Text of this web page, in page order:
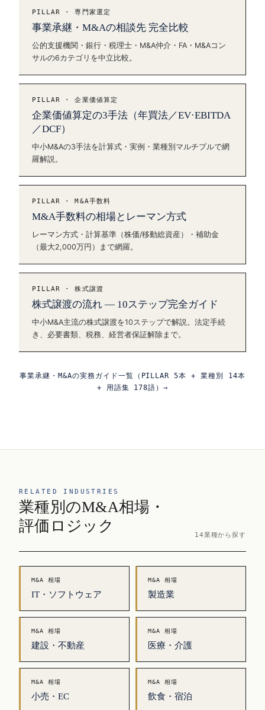
PILLAR · 専門家選定
事業承継・M&Aの相談先 完全比較
公的支援機関・銀行・税理士・M&A仲介・FA・M&Aコン
サルの6カテゴリを中立比較。
PILLAR · 企業価値算定
企業価値算定の3手法（年買法／EV·EBITDA
／DCF）
中小M&Aの3手法を計算式・実例・業種別マルチプルで網
羅解説。
PILLAR · M&A手数料
M&A手数料の相場とレーマン方式
レーマン方式・計算基準（株価/移動総資産）・補助金
（最大2,000万円）まで網羅。
PILLAR · 株式譲渡
株式譲渡の流れ — 10ステップ完全ガイド
中小M&A主流の株式譲渡を10ステップで解説。法定手続
き、必要書類、税務、経営者保証解除まで。
事業承継・M&Aの実務ガイド一覧（PILLAR 5本 + 業種別 14本
+ 用語集 178語）→
RELATED INDUSTRIES
業種別のM&A相場・
評価ロジック
14業種から探す
M&A 相場
IT・ソフトウェア
M&A 相場
製造業
M&A 相場
建設・不動産
M&A 相場
医療・介護
M&A 相場
小売・EC
M&A 相場
飲食・宿泊